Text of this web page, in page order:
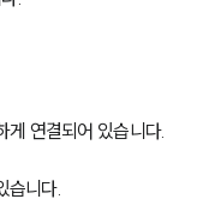
게 연결되어 있습니다.
습니다.